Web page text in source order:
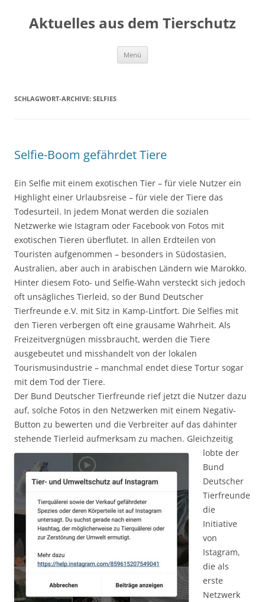
Aktuelles aus dem Tierschutz
Menü
SCHLAGWORT-ARCHIVE: SELFIES
Selfie-Boom gefährdet Tiere
Ein Selfie mit einem exotischen Tier – für viele Nutzer ein
Highlight einer Urlaubsreise – für viele der Tiere das
Todesurteil. In jedem Monat werden die sozialen
Netzwerke wie Istagram oder Facebook von Fotos mit
exotischen Tieren überflutet. In allen Erdteilen von
Touristen aufgenommen – besonders in Südostasien,
Australien, aber auch in arabischen Ländern wie Marokko.
Hinter diesem Foto- und Selfie-Wahn versteckt sich jedoch
oft unsägliches Tierleid, so der Bund Deutscher
Tierfreunde e.V. mit Sitz in Kamp-Lintfort. Die Selfies mit
den Tieren verbergen oft eine grausame Wahrheit. Als
Freizeitvergnügen missbraucht, werden die Tiere
ausgebeutet und misshandelt von der lokalen
Tourismusindustrie – manchmal endet diese Tortur sogar
mit dem Tod der Tiere.
Der Bund Deutscher Tierfreunde rief jetzt die Nutzer dazu
auf, solche Fotos in den Netzwerken mit einem Negativ-
Button zu bewerten und die Verbreiter auf das dahinter
stehende Tierleid aufmerksam zu machen. Gleichzeitig
lobte der
Bund
Deutscher
Tierfreunde
die
Initiative
von
Istagram,
die als
erste
Netzwerk